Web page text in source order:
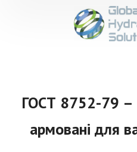
ГОСТ 8752-79 –
армовані для